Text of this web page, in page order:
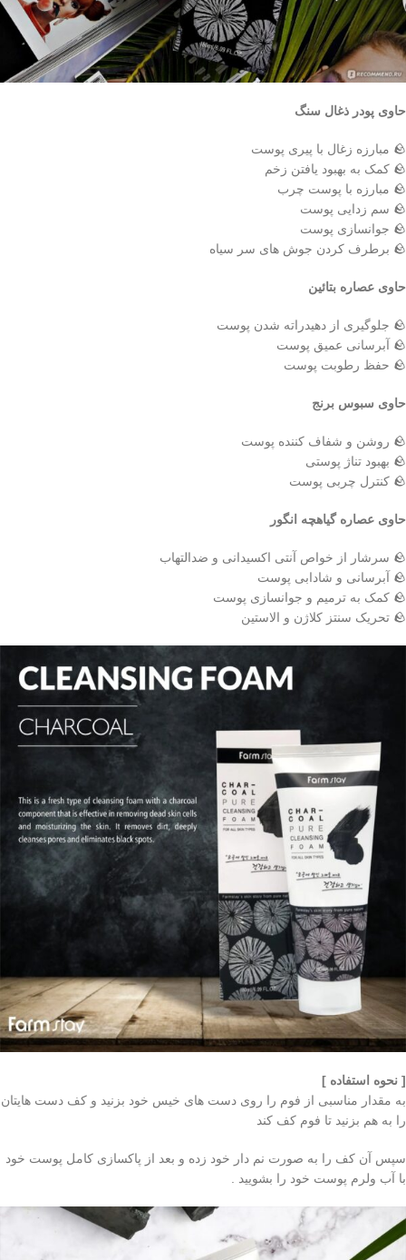
حاوی پودر ذغال سنگ
🪨 مبارزه زغال با پیری پوست
🪨 کمک به بهبود یافتن زخم
🪨 مبارزه با پوست چرب
🪨 سم زدایی پوست
🪨 جوانسازی پوست
🪨 برطرف کردن جوش های سر سیاه
حاوی عصاره بتائین
🪨 جلوگیری از دهیدراته شدن پوست
🪨 آبرسانی عمیق پوست
🪨 حفظ رطوبت پوست
حاوی سبوس برنج
🪨 روشن و شفاف کننده پوست
🪨 بهبود تناژ پوستی
🪨 کنترل چربی پوست
حاوی عصاره گیاهچه انگور
🪨 سرشار از خواص آنتی اکسیدانی و ضدالتهاب
🪨 آبرسانی و شادابی پوست
🪨 کمک به ترمیم و جوانسازی پوست
🪨 تحریک سنتز کلاژن و الاستین
[ نحوه استفاده ]
به مقدار مناسبی از فوم را روی دست های خیس خود بزنید و کف دست هایتان
را به هم بزنید تا فوم کف کند
سپس آن کف را به صورت نم دار خود زده و بعد از پاکسازی کامل پوست خود
با آب ولرم پوست خود را بشویید .